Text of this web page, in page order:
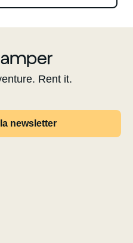
Rent it.
newsletter